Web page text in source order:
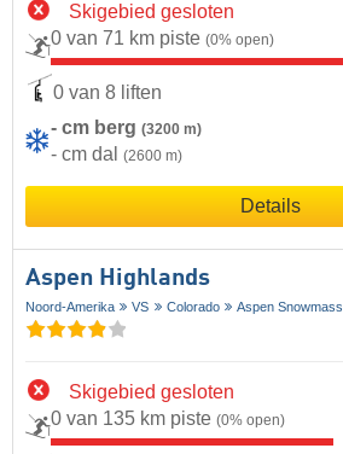
Skigebied gesloten
0 van 71 km piste (0% open)
0 van 8 liften
- cm berg (3200 m)
- cm dal (2600 m)
Details
Aspen Highlands
Noord-Amerika VS Colorado Aspen Snowmass
Skigebied gesloten
0 van 135 km piste (0% open)